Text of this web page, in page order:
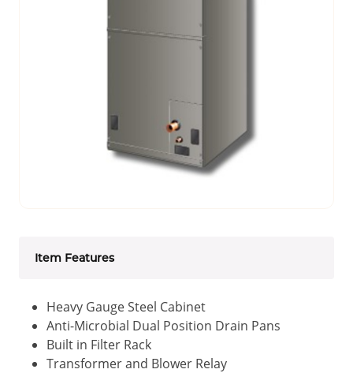
Item Features
Heavy Gauge Steel Cabinet
Anti-Microbial Dual Position Drain Pans
Built in Filter Rack
Transformer and Blower Relay